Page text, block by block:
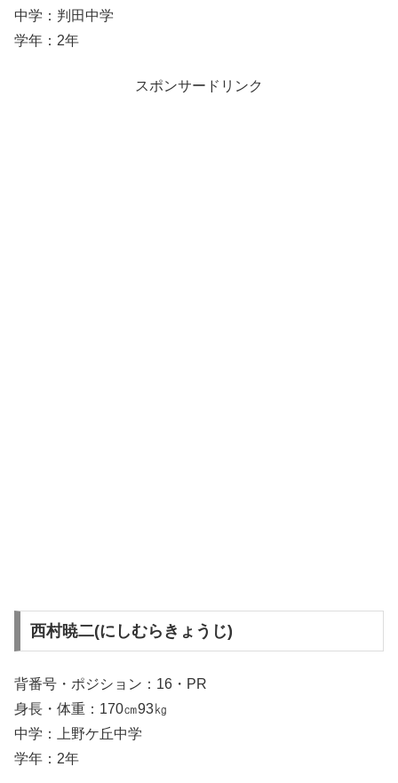
中学：判田中学
学年：2年
スポンサードリンク
西村暁二(にしむらきょうじ)
背番号・ポジション：16・PR
身長・体重：170㎝93㎏
中学：上野ケ丘中学
学年：2年